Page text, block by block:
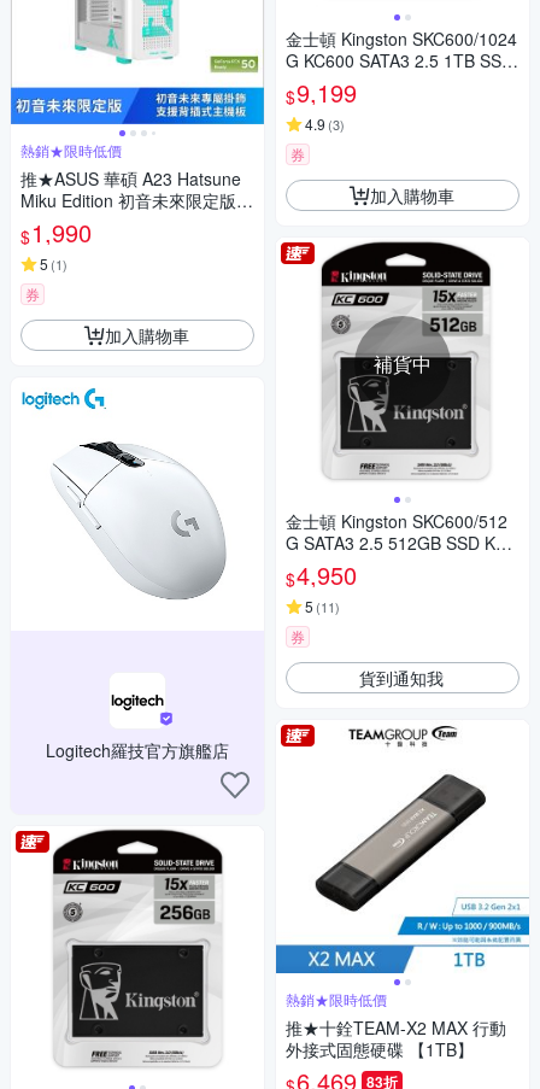
熱銷★限時低價
推★ASUS 華碩 A23 Hatsune
Miku Edition 初音未來限定版電
競機殼 A23-MIKU
$1,990
5 (1)
券
加入購物車
Logitech羅技官方旗艦店
金士頓 Kingston SKC600/1024
G KC600 SATA3 2.5 1TB SSD
固態硬碟
$9,199
4.9 (3)
券
加入購物車
補貨中
金士頓 Kingston SKC600/512
G SATA3 2.5 512GB SSD KC6
00 固態硬碟
$4,950
5 (11)
券
貨到通知我
熱銷★限時低價
推★十銓TEAM-X2 MAX 行動
外接式固態硬碟 【1TB】
6,469 83折